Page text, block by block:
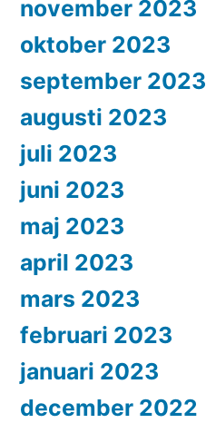
november 2023
oktober 2023
september 2023
augusti 2023
juli 2023
juni 2023
maj 2023
april 2023
mars 2023
februari 2023
januari 2023
december 2022